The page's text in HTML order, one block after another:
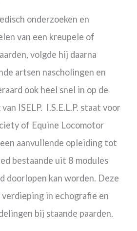
onderzoeken en
van een kreupele of
volgde hij daarna
artsen nascholingen en
ook heel snel in op de
ISELP. I.S.E.L.P. staat voor
of Equine Locomotor
aanvullende opleiding tot
bestaande uit 8 modules
doorlopen kan worden. Deze
in echografie en
bij staande paarden.